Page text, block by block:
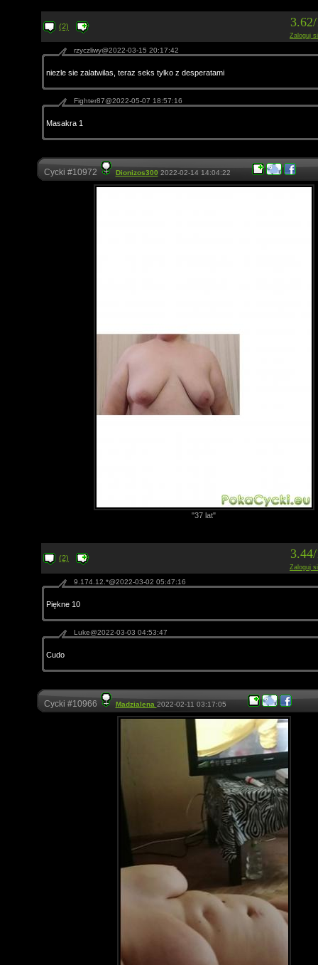
(2)
Zaloguj
rzyczliwy@2022-03-15 20:17:42
niezle sie zalatwilas, teraz seks tylko z desperatami
Fighter87@2022-05-07 18:57:16
Masakra 1
Cycki #10972 Dionizos300 2022-02-14 14:04:22
"37 lat"
(2)
Zaloguj
9.174.12.*@2022-03-02 05:47:16
Piękne 10
Luke@2022-03-03 04:53:47
Cudo
Cycki #10966 Madzialena 2022-02-11 03:17:05